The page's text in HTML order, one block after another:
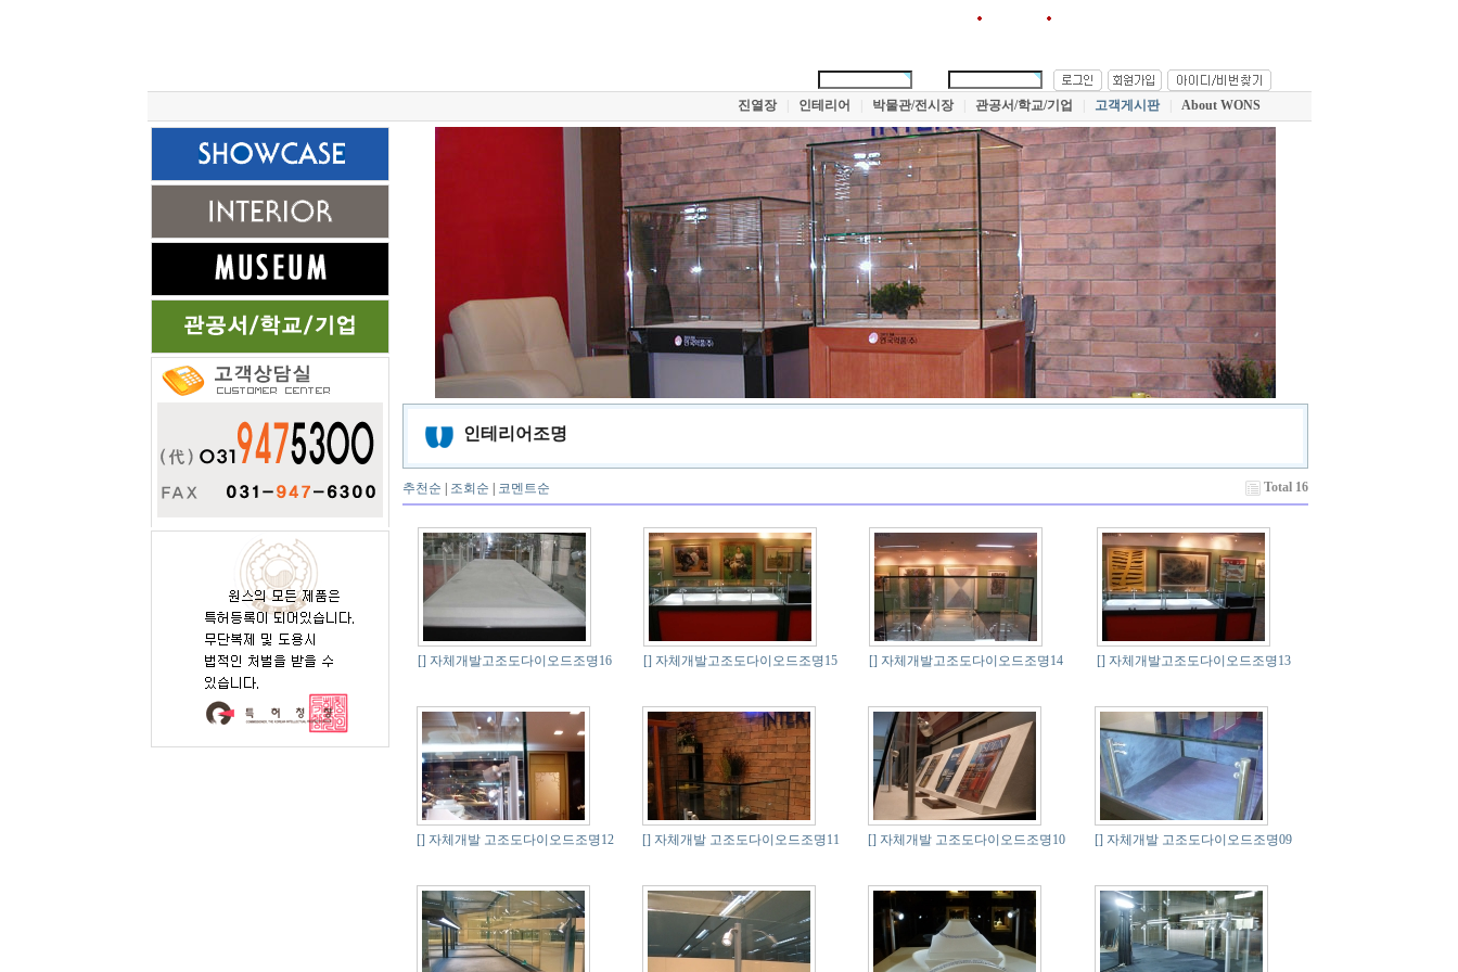
진열장 인테리어 박물관/전시장 관공서/학교/기업 고객게시판 About WONS
인테리어조명
추천순 조회순 코멘트순 Total 16
[] 자체개발고조도다이오드조명16 [] 자체개발고조도다이오드조명15 [] 자체개발고조도다이오드조명14 [] 자체개발고조도다이오드조명13
[] 자체개발 고조도다이오드조명12 [] 자체개발 고조도다이오드조명11 [] 자체개발 고조도다이오드조명10 [] 자체개발 고조도다이오드조명09